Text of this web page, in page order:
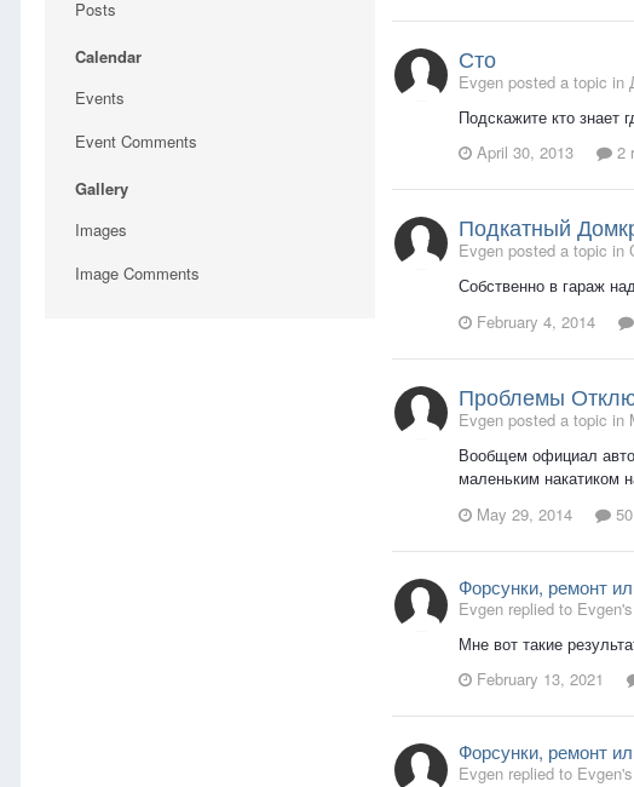
Posts
Calendar
Events
Event Comments
Gallery
Images
Image Comments
Сто
Evgen posted a topic in
Подскажите кто знает
April 30, 2013
2
Подкатный
Evgen posted a topic in
Собственно в гараж
February 4, 2014
Проблемы
Evgen posted a topic in
Вообщем официал
маленьким накатиком
May 29, 2014
Форсунки, ремонт
Evgen replied to
Мне вот такие
February 13, 2021
Форсунки, ремонт
Evgen replied to